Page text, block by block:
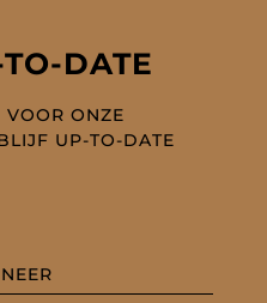
DATE
VOOR ONZE
UP-TO-DATE